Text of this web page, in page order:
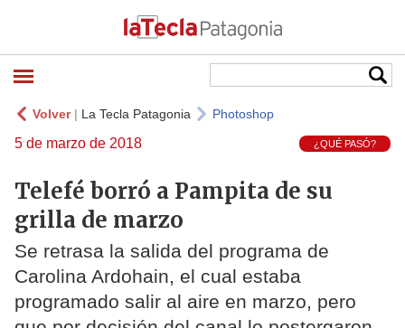
Volver| La Tecla Patagonia Photoshop
5 de marzo de 2018 ¿QUÉ PASÓ?
Telefé borró a Pampita de su
grilla de marzo
Se retrasa la salida del programa de
Carolina Ardohain, el cual estaba
programado salir al aire en marzo, pero